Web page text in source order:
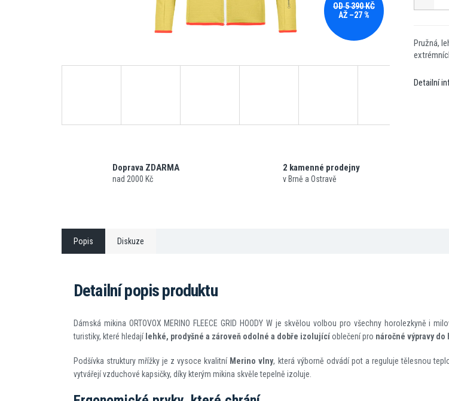
OD 5 390 KČ
AŽ –27 %
Pružná,
Detailní
Doprava ZDARMA
nad 2000 Kč
2 kamenné prodejny
v Brně a Ostravě
Popis Diskuze
Detailní popis produktu
Dámská mikina ORTOVOX MERINO FLEECE GRID HOODY W je skvělou volbou pro všechny horolezkyně i
turistiky, které hledají lehké, prodyšné a zároveň odolné a dobře izolujícíoblečení pro náročné výpravy do
Podšívka struktury mřížky je z vysoce kvalitní Merino vlny, která výborně odvádí pot a reguluje tělesnou
vytvářejí vzduchové kapsičky, díky kterým mikina skvěle tepelně izoluje.